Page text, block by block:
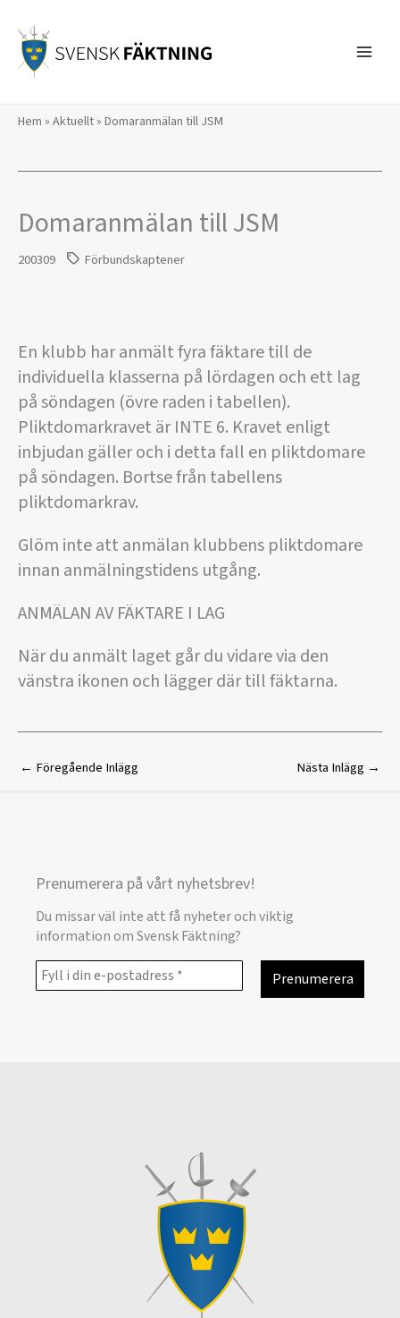
innehåll
Hem » Aktuellt» Domaranmälan till JSM
Domaranmälan till JSM
200309 Förbundskaptener
En klubb har anmält fyra fäktare till de
individuella klasserna på lördagen och ett lag
på söndagen (övre raden i tabellen).
Pliktdomarkravet är INTE 6. Kravet enligt
inbjudan gäller och i detta fall en pliktdomare
på söndagen. Bortse från tabellens
pliktdomarkrav.
Glöm inte att anmälan klubbens pliktdomare
innan anmälningstidens utgång.
ANMÄLAN AV FÄKTARE I LAG
När du anmält laget går du vidare via den
vänstra ikonen och lägger där till fäktarna.
← Föregående Inlägg Nästa Inlägg →
Prenumerera på vårt nyhetsbrev!
Du missar väl inte att få nyheter och viktig
information om Svensk Fäktning?